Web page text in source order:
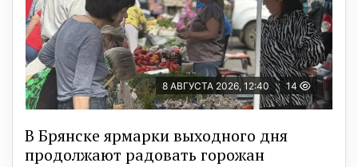
8 АВГУСТА 2026, 12:40 14
В Брянске ярмарки выходного дня
продолжают радовать горожан